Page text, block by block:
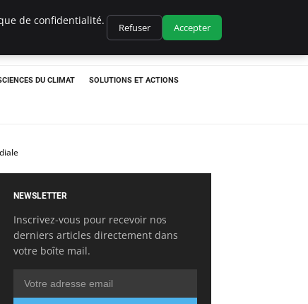
DU CLIMAT SOLUTIONS ET ACTIONS
NEWSLETTER
Inscrivez-vous pour recevoir nos
derniers articles directement dans
votre boîte mail.
de confidentialité.
Refuser Accepter